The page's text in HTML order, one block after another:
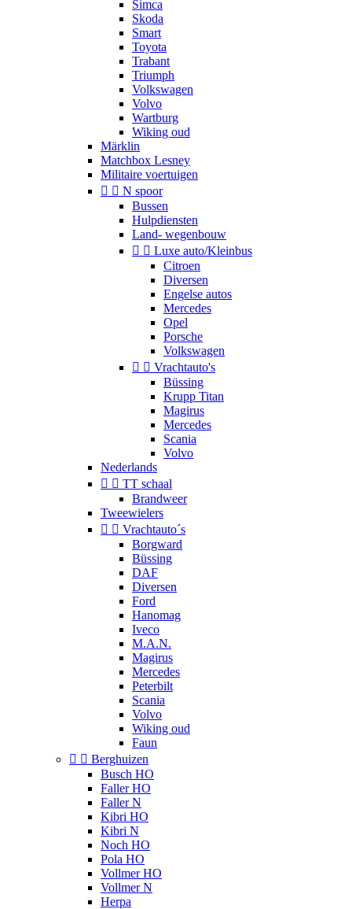
Simca
Skoda
Smart
Toyota
Trabant
Triumph
Volkswagen
Volvo
Wartburg
Wiking oud
Märklin
Matchbox Lesney
Militaire voertuigen
  N spoor
Bussen
Hulpdiensten
Land- wegenbouw
  Luxe auto/Kleinbus
Citroen
Diversen
Engelse autos
Mercedes
Opel
Porsche
Volkswagen
  Vrachtauto's
Büssing
Krupp Titan
Magirus
Mercedes
Scania
Volvo
Nederlands
  TT schaal
Brandweer
Tweewielers
  Vrachtauto´s
Borgward
Büssing
DAF
Diversen
Ford
Hanomag
Iveco
M.A.N.
Magirus
Mercedes
Peterbilt
Scania
Volvo
Wiking oud
Faun
  Berghuizen
Busch HO
Faller HO
Faller N
Kibri HO
Kibri N
Noch HO
Pola HO
Vollmer HO
Vollmer N
Herpa